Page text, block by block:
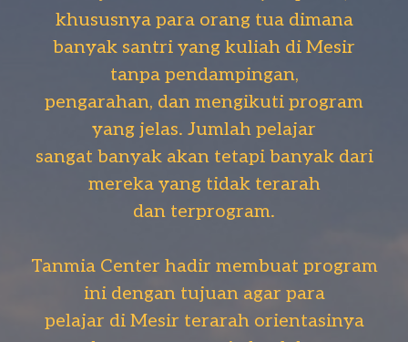
khususnya para orang tua dimana
banyak santri yang kuliah di Mesir
tanpa pendampingan,
pengarahan, dan mengikuti program
yang jelas. Jumlah pelajar
sangat banyak akan tetapi banyak dari
mereka yang tidak terarah
dan terprogram.
Tanmia Center hadir membuat program
ini dengan tujuan agar para
pelajar di Mesir terarah orientasinya